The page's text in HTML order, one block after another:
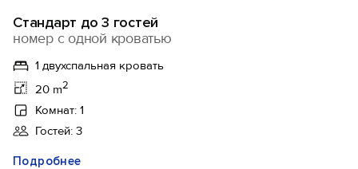
Стандарт до 3 гостей
номер с одной кроватью
1 двухспальная кровать
20 m2
Комнат: 1
Гостей: 3
Подробнее